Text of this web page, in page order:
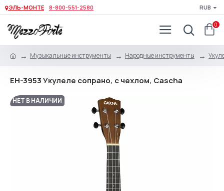
ЭЛЬ-МОНТЕ 8-800-551-2580 RUB
0
Музыкальные инструменты Народные инструменты
EH-3953 Укулеле сопрано, с чехлом, Cascha
НЕТ В НАЛИЧИИ